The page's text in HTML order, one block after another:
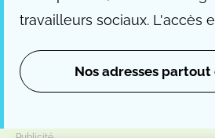
travailleurs sociaux. L'accès
Nos adresses partout